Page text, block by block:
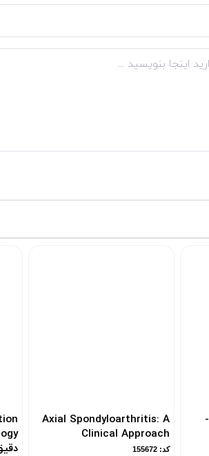
Axial Spondyloarthritis: A
Clinical Approach
کد: 155672